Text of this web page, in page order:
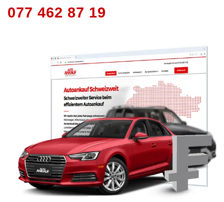
077 462 87 19